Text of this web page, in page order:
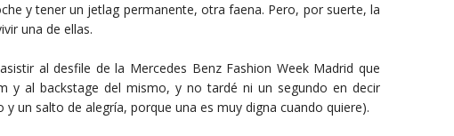
y tener un jetlag permanente, otra faena. Pero, por suerte, la
una de ellas.
al desfile de la Mercedes Benz Fashion Week Madrid que
y al backstage del mismo, y no tardé ni un segundo en decir
un salto de alegría, porque una es muy digna cuando quiere).